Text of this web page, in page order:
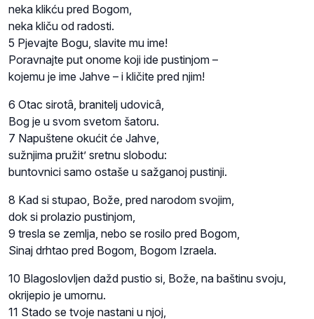
neka klikću pred Bogom,
neka kliču od radosti.
5 Pjevajte Bogu, slavite mu ime!
Poravnajte put onome koji ide pustinjom –
kojemu je ime Jahve – i kličite pred njim!
6 Otac sirotâ, branitelj udovicâ,
Bog je u svom svetom šatoru.
7 Napuštene okućit će Jahve,
sužnjima pružit’ sretnu slobodu:
buntovnici samo ostaše u sažganoj pustinji.
8 Kad si stupao, Bože, pred narodom svojim,
dok si prolazio pustinjom,
9 tresla se zemlja, nebo se rosilo pred Bogom,
Sinaj drhtao pred Bogom, Bogom Izraela.
10 Blagoslovljen dažd pustio si, Bože, na baštinu svoju,
okrijepio je umornu.
11 Stado se tvoje nastani u njoj,